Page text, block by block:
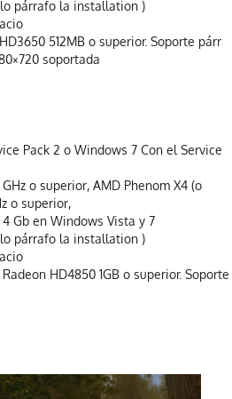
párrafo la installation )
512MB o superior. Soporte párr
soportada
Pack 2 o Windows 7 Con el Service
o superior, AMD Phenom X4 (o
o superior,
Gb en Windows Vista y 7
párrafo la installation )
HD4850 ​​1GB o superior. Soporte